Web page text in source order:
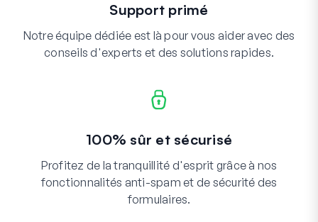
Support primé
Notre équipe dédiée est là pour vous aider avec des
conseils d'experts et des solutions rapides.
100% sûr et sécurisé
Profitez de la tranquillité d'esprit grâce à nos
fonctionnalités anti-spam et de sécurité des
formulaires.